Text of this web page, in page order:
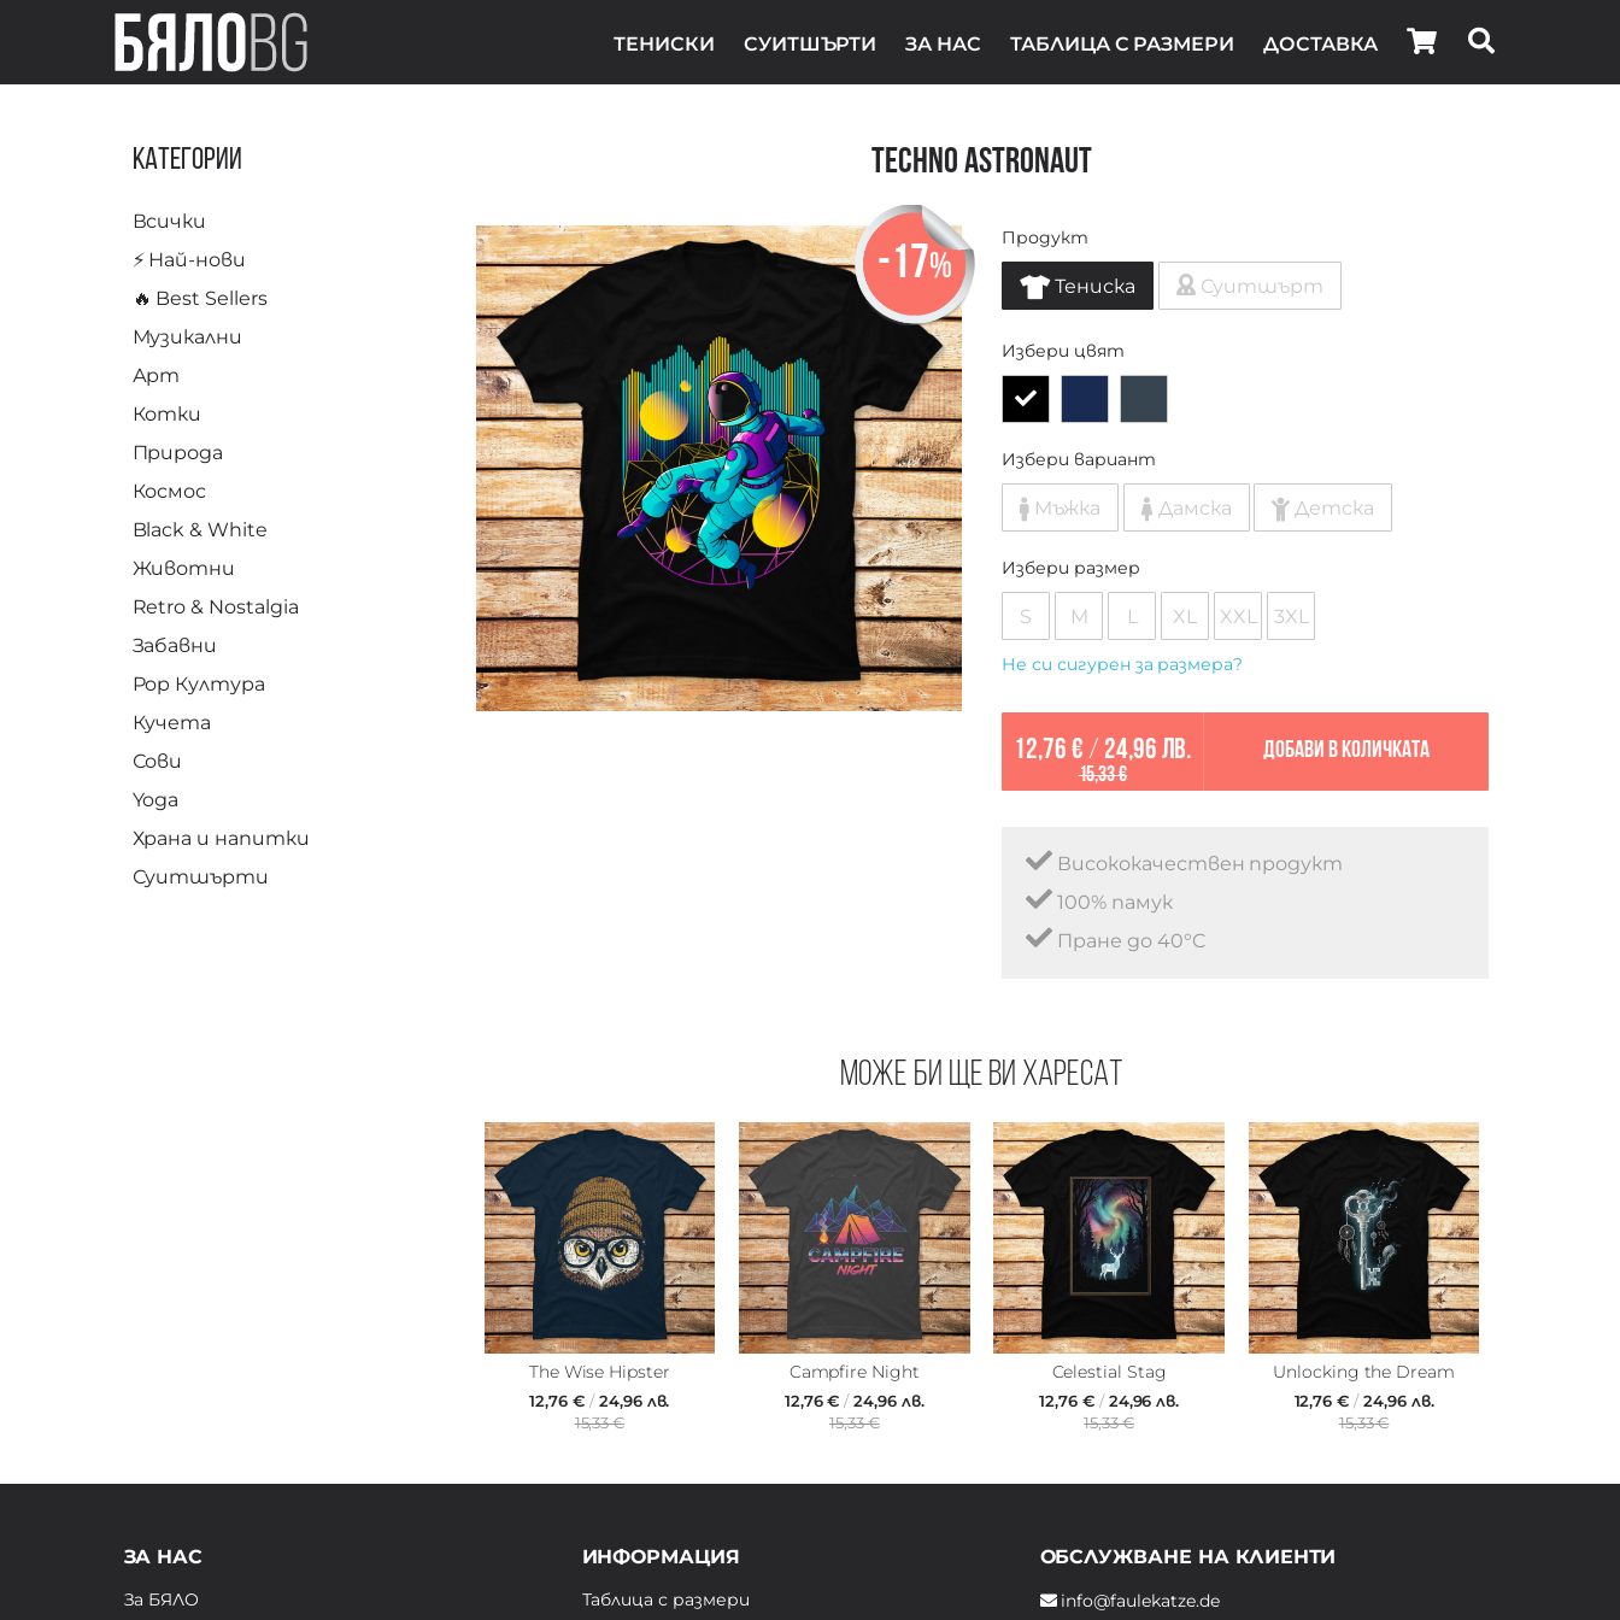
ТЕНИСКИ СУИТШЪРТИ ЗА НАС ТАБЛИЦА С РАЗМЕРИ ДОСТАВКА
Категории
Всички
⚡️ Най-нови
🔥 Best Sellers
Музикални
Арт
Котки
Природа
Космос
Black & White
Животни
Retro & Nostalgia
Забавни
Pop Култура
Кучета
Сови
Yoga
Храна и напитки
Суитшърти
Techno Astronaut
-17%
Продукт
Тениска Суитшърт
Избери цвят
Избери вариант
Мъжка Дамска Детска
Избери размер
S M L XL XXL 3XL
Не си сигурен за размера?
12,76 € / 24,96 лв.
15,33 €
Добави в количката
Висококачествен продукт
100% памук
Пране до 40°C
Може би ще ви харесат
The Wise Hipster
12,76 € /24,96 лв.
15,33 €
Campfire Night
12,76 €/24,96 лв.
15,33 €
Celestial Stag
12,76 € /24,96 лв.
15,33 €
Unlocking the Dream
12,76 €/24,96 лв.
15,33 €
ЗА НАС
За БЯЛО
ИНФОРМАЦИЯ
Таблица с размери
ОБСЛУЖВАНЕ НА КЛИЕНТИ
info@faulekatze.de